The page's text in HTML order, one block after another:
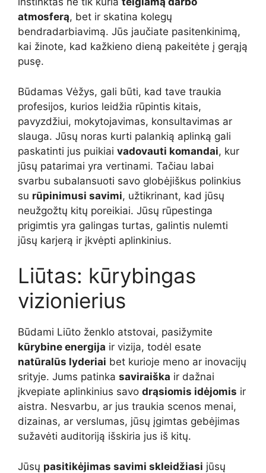
atmosferą, bet ir skatina kolegų
bendradarbiavimą. Jūs jaučiate pasitenkinimą,
kai žinote, kad kažkieno dieną pakeitėte į gerąją
pusę.
Būdamas Vėžys, gali būti, kad tave traukia
profesijos, kurios leidžia rūpintis kitais,
pavyzdžiui, mokytojavimas, konsultavimas ar
slauga. Jūsų noras kurti palankią aplinką gali
paskatinti jus puikiai vadovauti komandai, kur
jūsų patarimai yra vertinami. Tačiau labai
svarbu subalansuoti savo globėjiškus polinkius
su rūpinimusi savimi, užtikrinant, kad jūsų
neužgožtų kitų poreikiai. Jūsų rūpestinga
prigimtis yra galingas turtas, galintis nulemti
jūsų karjerą ir įkvėpti aplinkinius.
Liūtas: kūrybingas
vizionierius
Būdami Liūto ženklo atstovai, pasižymite
kūrybine energija ir vizija, todėl esate
natūralūs lyderiai bet kurioje meno ar inovacijų
srityje. Jums patinka saviraiška ir dažnai
įkvepiate aplinkinius savo drąsiomis idėjomis ir
aistra. Nesvarbu, ar jus traukia scenos menai,
dizainas, ar verslumas, jūsų įgimtas gebėjimas
sužavėti auditoriją išskiria jus iš kitų.
Jūsų pasitikėjimas savimi skleidžiasi jūsų